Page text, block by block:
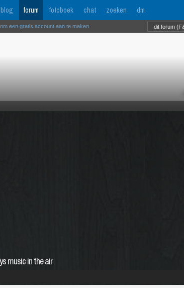
forum fotoboek chat zoeken dm
een gratis account aan te maken
music in the air